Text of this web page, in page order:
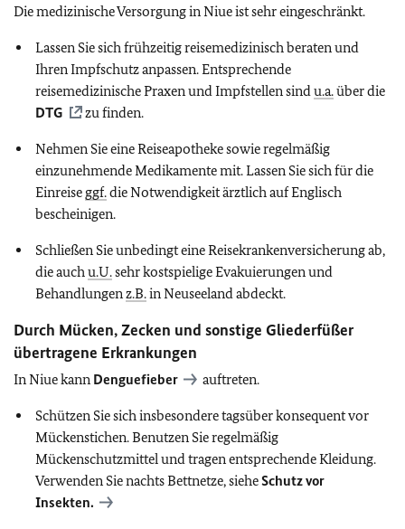
Diemedizinische Versorgung in Niue ist sehr eingeschränkt.
Lassen Sie sich frühzeitig reisemedizinisch beraten und
Ihren Impfschutz anpassen. Entsprechende
reisemedizinische Praxen und Impfstellen sindu.a.über die
DTG
zu finden.
Nehmen Sie eine Reiseapotheke sowie regelmäßig
einzunehmende Medikamente mit. Lassen Sie sich für die
Einreise ggf.die Notwendigkeit ärztlich auf Englisch
bescheinigen.
Schließen Sie unbedingt eine Reisekrankenversicherung ab,
die auchu.U.sehr kostspielige Evakuierungen und
Behandlungenz.B.in Neuseeland abdeckt.
Durch Mücken, Zecken und sonstige Gliederfüßer
übertragene Erkrankungen
In Niue kann Denguefieber auftreten.
Schützen Sie sich insbesondere tagsüber konsequent vor
Mückenstichen. Benutzen Sie regelmäßig
Mückenschutzmittel und tragen entsprechende Kleidung.
Verwenden Sie nachts Bettnetze, sieheSchutz vor
Insekten.